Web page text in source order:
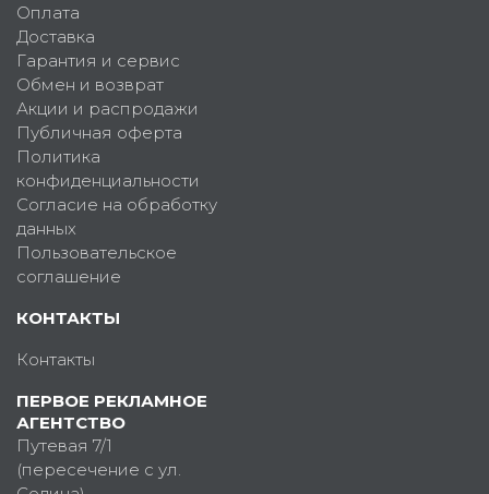
Оплата
Доставка
Гарантия и сервис
Обмен и возврат
Акции и распродажи
Публичная оферта
Политика
конфиденциальности
Согласие на обработку
данных
Пользовательское
соглашение
КОНТАКТЫ
Контакты
ПЕРВОЕ РЕКЛАМНОЕ
АГЕНТСТВО
Путевая 7/1
(пересечение с ул.